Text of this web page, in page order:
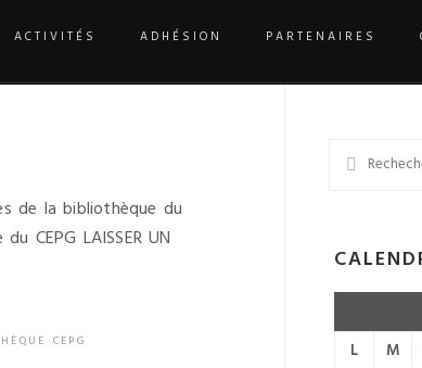
ACTIVITÉS ADHÉSION PARTENAIRES
de la bibliothèque du
CEPG LAISSER UN
CEPG
L
M